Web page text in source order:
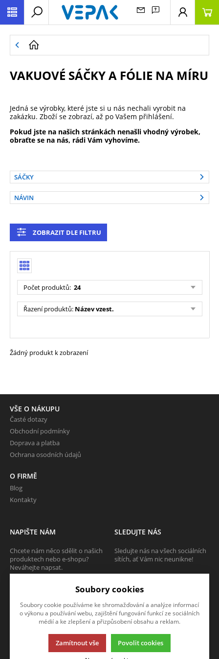
VAKUOVÉ SÁČKY A FÓLIE NA MÍRU
Jedná se výrobky, které jste si u nás nechali vyrobit na
zakázku. Zboží se zobrazí, až po Vašem přihlášení.
Pokud jste na našich stránkách nenašli vhodný výrobek,
obraťte se na nás, rádi Vám vyhovíme.
SÁČKY
NÁVIN
ZOBRAZIT DLE FILTRU
Počet produktů: 24
Řazení produktů: Název vzest.
Žádný produkt k zobrazení
VŠE O NÁKUPU
Časté dotazy
Obchodní podmínky
Doprava a platba
Ochrana osodních údajů
O FIRMĚ
Blog
Kontakty
NAPIŠTE NÁM
Chcete nám něco sdělit o našich
produktech nebo e-shopu?
Neváhejte napsat.
CHCI NAPSAT ZPRÁVU
SLEDUJTE NÁS
Sledujte nás na všech sociálních
sítích, ať Vám nic neunikne!
Soubory cookies
Soubory cookie používáme ke shromažďování a analýze informací
o výkonu a používání webu, zajištění fungování funkcí ze sociálních
médií a ke zlepšení a přizpůsobení obsahu a reklam.
Zamítnout vše Povolit cookies